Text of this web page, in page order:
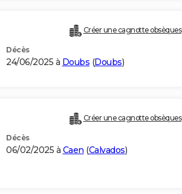
Créer une cagnotte obsèques
Décès
24/06/2025 à Doubs (Doubs)
Créer une cagnotte obsèques
Décès
06/02/2025 à Caen (Calvados)